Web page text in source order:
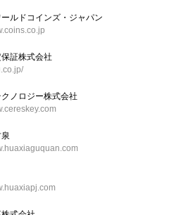
ルドコインズ・ジャパン
証株式会社
ノロジー株式会社